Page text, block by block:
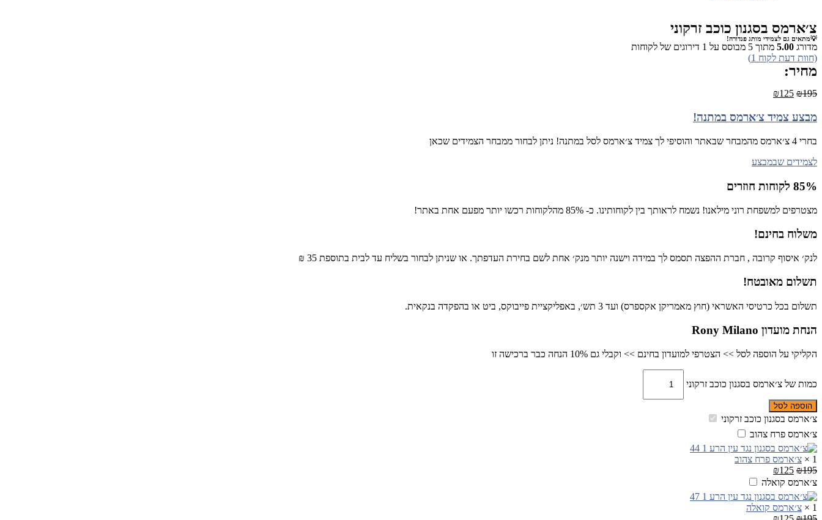
צ׳ארמס בסגנון כוכב זרקוני
💡מתאים גם לצמידי מותג פנדורה!
מדורג 5.00 מתוך 5 מבוסס על 1 דירוגים של לקוחות
(חוות דעת לקוח 1
)
מחיר:
₪195
₪125
מבצע צמיד צ׳ארמס במתנה!
בחרי 4 צ׳ארמס מהמבחר שבאתר והוסיפי לך צמיד צ׳ארמס לסל במתנה! ניתן לבחור ממבחר הצמידים שכאן
לצמידים שבמבצע
85% לקוחות חוזרים
מצטרפים למשפחת רוני מילאנו! נשמח לראותך בין לקוחותינו. כ- 85% מהלקוחות רכשו יותר מפעם אחת באתר!
משלוח בחינם!
לנק׳ איסוף קרובה , חברת ההפצה תסמס לך במידה וישנה יותר מנק׳ אחת לשם בחירת העדפתך. או שניתן לבחור בשליח עד לבית בתוספת 35 ₪
תשלום מאובטח!
תשלום בכל כרטיסי האשראי (חוץ מאמריקן אקספרס) ועד 3 תש׳, באפליקציית פייבוקס, ביט או בהפקדה בנקאית.
הנחת מועדון Rony Milano
הקליקי על הוספה לסל >> הצטרפי למועדון בחינם >> וקבלי גם 10% הנחה כבר ברכישה זו
כמות של צ׳ארמס בסגנון כוכב זרקוני
הוספה לסל
צ׳ארמס בסגנון כוכב זרקוני
צ׳ארמס פרח צהוב
1
× צ׳ארמס פרח צהוב
₪195
₪125
צ׳ארמס קואלה
1
× צ׳ארמס קואלה